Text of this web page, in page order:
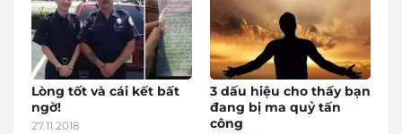
Lòng tốt và cái kết bất
ngờ!
27.11.2018
3 dấu hiệu cho thấy bạn
đang bị ma quỷ tấn
công